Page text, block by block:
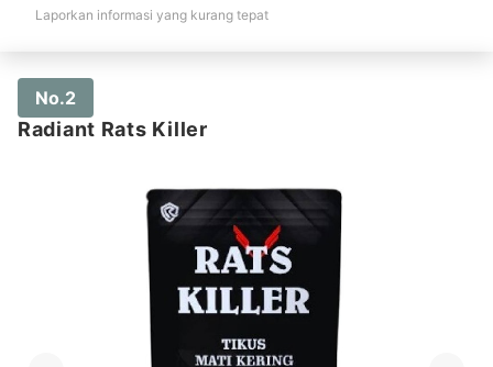
Laporkan informasi yang kurang tepat
No.2
Radiant Rats Killer